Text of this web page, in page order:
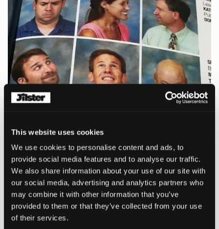
This website uses cookies
We use cookies to personalise content and ads, to
provide social media features and to analyse our traffic.
We also share information about your use of our site with
our social media, advertising and analytics partners who
may combine it with other information that you’ve
provided to them or that they’ve collected from your use
of their services.